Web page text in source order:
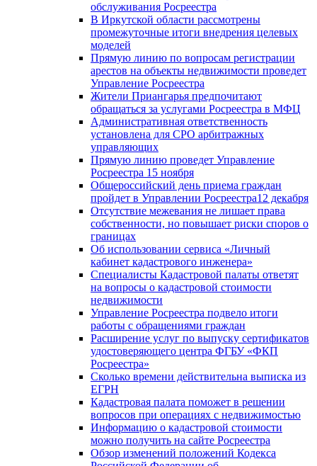
обслуживания Росреестра
В Иркутской области рассмотрены
промежуточные итоги внедрения целевых
моделей
Прямую линию по вопросам регистрации
арестов на объекты недвижимости проведет
Управление Росреестра
Жители Приангарья предпочитают
обращаться за услугами Росреестра в МФЦ
Административная ответственность
установлена для СРО арбитражных
управляющих
Прямую линию проведет Управление
Росреестра 15 ноября
Общероссийский день приема граждан
пройдет в Управлении Росреестра12 декабря
Отсутствие межевания не лишает права
собственности, но повышает риски споров о
границах
Об использовании сервиса «Личный
кабинет кадастрового инженера»
Специалисты Кадастровой палаты ответят
на вопросы о кадастровой стоимости
недвижимости
Управление Росреестра подвело итоги
работы с обращениями граждан
Расширение услуг по выпуску сертификатов
удостоверяющего центра ФГБУ «ФКП
Росреестра»
Сколько времени действительна выписка из
ЕГРН
Кадастровая палата поможет в решении
вопросов при операциях с недвижимостью
Информацию о кадастровой стоимости
можно получить на сайте Росреестра
Обзор изменений положений Кодекса